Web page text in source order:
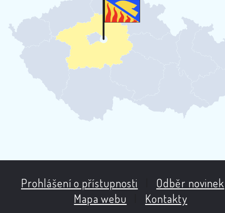
Prohlášení o přístupnosti Odběr novinek
Mapa webu
Kontakty